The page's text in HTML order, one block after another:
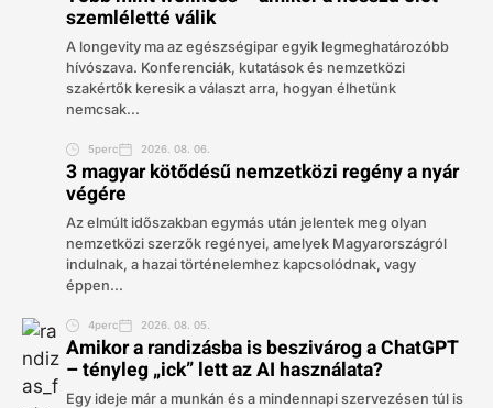
szemléletté válik
A longevity ma az egészségipar egyik legmeghatározóbb
hívószava. Konferenciák, kutatások és nemzetközi
szakértők keresik a választ arra, hogyan élhetünk
nemcsak...
5perc 2026. 08. 06.
3 magyar kötődésű nemzetközi regény a nyár
végére
Az elmúlt időszakban egymás után jelentek meg olyan
nemzetközi szerzők regényei, amelyek Magyarországról
indulnak, a hazai történelemhez kapcsolódnak, vagy
éppen...
4perc 2026. 08. 05.
Amikor a randizásba is beszivárog a ChatGPT
– tényleg „ick” lett az AI használata?
Egy ideje már a munkán és a mindennapi szervezésen túl is